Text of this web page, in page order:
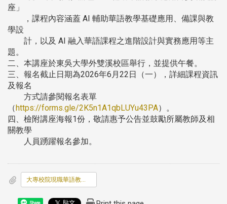
座」
，課程內容涵蓋 AI 輔助華語教學基礎應用、備課與教
學設
計，以及 AI 融入華語課程之進階設計與實務應用等主
題。
二、本講座於東吳大學外雙溪校區舉行，並提供午餐。
三、報名截止日期為2026年6月22日（一），詳細課程資訊
及報名
方式請參閱報名表單
（ https://forms.gle/2K5n1A1qbLUYu43PA）。
四、檢附講座海報1份，敬請惠予公告並鼓勵所屬教師及相
關教學
人員踴躍報名參加。
大專校院現職華語教師增能培訓課程.png
Share